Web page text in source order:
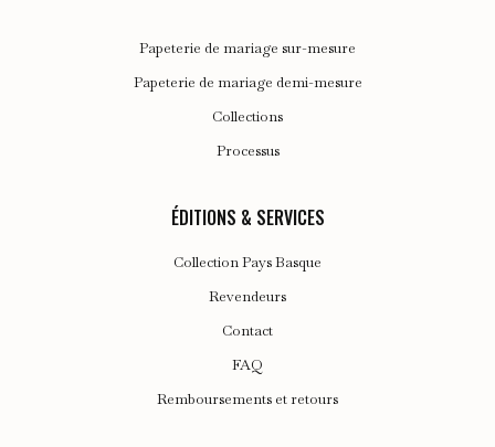
Papeterie de mariage sur-mesure
Papeterie de mariage demi-mesure
Collections
Processus
ÉDITIONS & SERVICES
Collection Pays Basque
Revendeurs
Contact
FAQ
Remboursements et retours